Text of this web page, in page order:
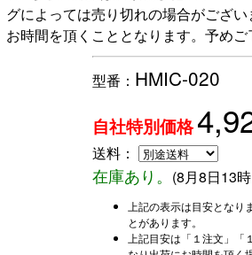
グによっては売り切れの場合がござ
お時間を頂くこととなります。予めご
型番： HMIC-020
自社特別価格
送料：
在庫あり。 (8月8日13
上記の表示は目安とな
とがあります。
上記目安は「１注文」